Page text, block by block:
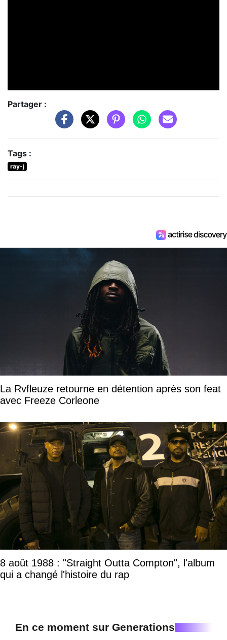
Partager :
Tags :
ray-j
La Rvfleuze retourne en détention après son feat
avec Freeze Corleone
8 août 1988 : "Straight Outta Compton", l'album
qui a changé l'histoire du rap
En ce moment sur Generations